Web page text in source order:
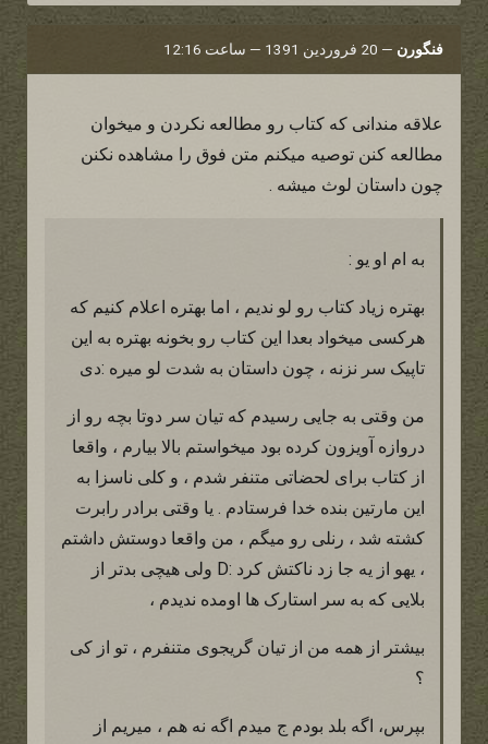
فنگورن — 20 فروردین 1391 — ساعت 12:16
علاقه مندانی که کتاب رو مطالعه نکردن و میخوان
مطالعه کنن توصیه میکنم متن فوق را مشاهده نکنن
چون داستان لوث میشه .
به ام او یو :
بهتره زیاد کتاب رو لو ندیم ، اما بهتره اعلام کنیم که
هرکسی میخواد بعدا این کتاب رو بخونه بهتره به این
تاپیک سر نزنه ، چون داستان به شدت لو میره :دی
من وقتی به جایی رسیدم که تیان سر دوتا بچه رو از
دروازه آویزون کرده بود میخواستم بالا بیارم ، واقعا
از کتاب برای لحضاتی متنفر شدم ، و کلی ناسزا به
این مارتین بنده خدا فرستادم . یا وقتی برادر رابرت
کشته شد ، رنلی رو میگم ، من واقعا دوستش داشتم
، یهو از یه جا زد ناکتش کرد :D ولی هیچی بدتر از
بلایی که به سر استارک ها اومده ندیدم ،
بیشتر از همه من از تیان گریجوی متنفرم ، تو از کی
؟
بپرس، اگه بلد بودم ج میدم اگه نه هم ، میریم از